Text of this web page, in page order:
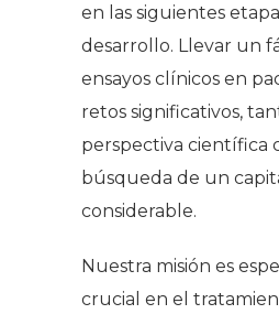
en las siguientes
desarrollo. Llevar un
ensayos clínicos en
retos significativos,
perspectiva científica
búsqueda de un
considerable.
Nuestra misión es
crucial en el